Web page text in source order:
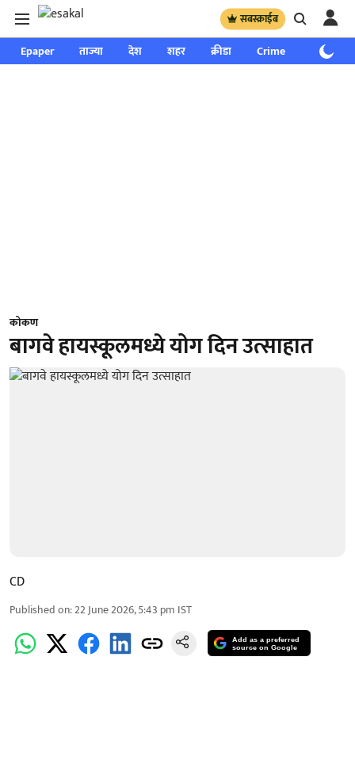
सबस्क्राईब
Epaper ताज्या देश शहर क्रीडा Crime साप्ताहिक
कोकण
बागवे हायस्कूलमध्ये योग दिन उत्साहात
CD
Published on:22 June 2026, 5:43 pm IST
Add as a preferred
source on Google